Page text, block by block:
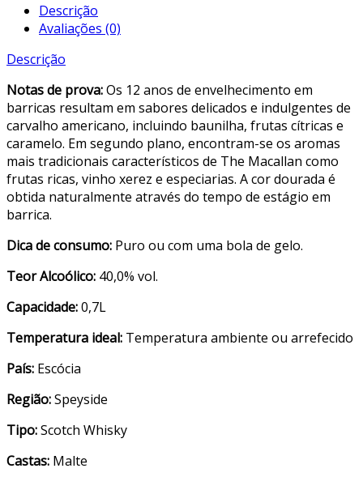
Descrição
Avaliações (0)
Descrição
Notas de prova:Os 12 anos de envelhecimento em
barricas resultam em sabores delicados e indulgentes de
carvalho americano, incluindo baunilha, frutas cítricas e
caramelo. Em segundo plano, encontram-se os aromas
mais tradicionais característicos de The Macallan como
frutas ricas, vinho xerez e especiarias. A cor dourada é
obtida naturalmente através do tempo de estágio em
barrica.
Dica de consumo: Puro ou com uma bola de gelo.
Teor Alcoólico: 40,0% vol.
Capacidade:0,7L
Temperatura ideal: Temperatura ambiente ou arrefecido
País: Escócia
Região:Speyside
Tipo:Scotch Whisky
Castas: Malte